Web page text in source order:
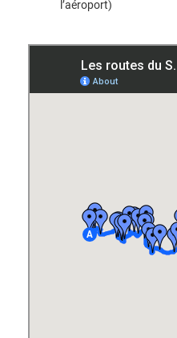
l’aéroport)